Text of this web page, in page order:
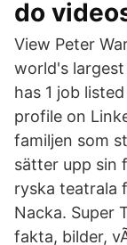
do
View Peter
world's
has 1 job
profile on
familjen som
sätter upp sin
ryska teatrala
Nacka. Super
fakta, bilder,